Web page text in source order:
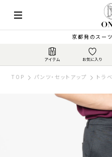
京都発のスー
TOP パンツ・セットアップ トラ